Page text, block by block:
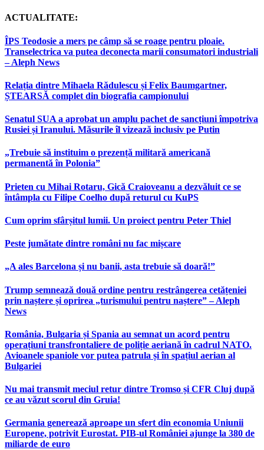
ACTUALITATE:
ÎPS Teodosie a mers pe câmp să se roage pentru ploaie.
Transelectrica va putea deconecta marii consumatori industriali
– Aleph News
Relația dintre Mihaela Rădulescu și Felix Baumgartner,
ȘTEARSĂ complet din biografia campionului
Senatul SUA a aprobat un amplu pachet de sancțiuni împotriva
Rusiei și Iranului. Măsurile îl vizează inclusiv pe Putin
„Trebuie să instituim o prezență militară americană
permanentă în Polonia”
Prieten cu Mihai Rotaru, Gică Craioveanu a dezvăluit ce se
întâmpla cu Filipe Coelho după returul cu KuPS
Cum oprim sfârșitul lumii. Un proiect pentru Peter Thiel
Peste jumătate dintre români nu fac mișcare
„A ales Barcelona și nu banii, asta trebuie să doară!”
Trump semnează două ordine pentru restrângerea cetățeniei
prin naștere și oprirea „turismului pentru naștere” – Aleph
News
România, Bulgaria și Spania au semnat un acord pentru
operațiuni transfrontaliere de poliție aeriană în cadrul NATO.
Avioanele spaniole vor putea patrula și în spațiul aerian al
Bulgariei
Nu mai transmit meciul retur dintre Tromso și CFR Cluj după
ce au văzut scorul din Gruia!
Germania generează aproape un sfert din economia Uniunii
Europene, potrivit Eurostat. PIB-ul României ajunge la 380 de
miliarde de euro